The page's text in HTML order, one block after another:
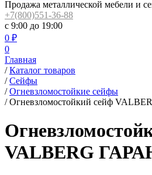
Продажа металлической мебели и
+7(800)551-36-88
с 9:00 до 19:00
0 ₽
0
Главная
/ Каталог товаров
/ Сейфы
/ Огневзломостойкие сейфы
/ Огневзломостойкий сейф
VALBERG